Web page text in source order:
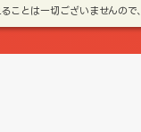
ことは一切ございませんの